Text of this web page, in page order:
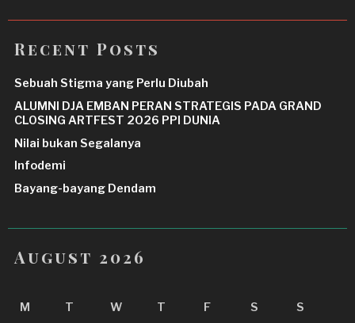
Recent Posts
Sebuah Stigma yang Perlu Diubah
ALUMNI DJA EMBAN PERAN STRATEGIS PADA GRAND
CLOSING ARTFEST 2026 PPI DUNIA
Nilai bukan Segalanya
Infodemi
Bayang-bayang Dendam
August 2026
M T W T F S S